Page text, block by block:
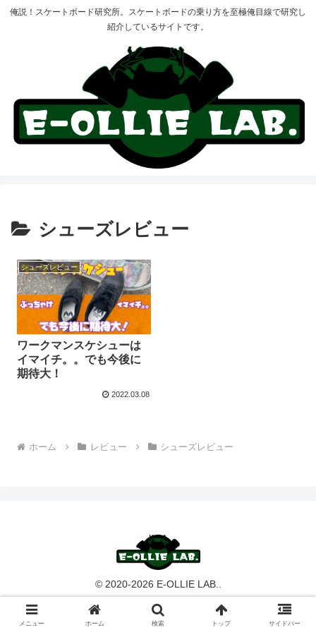
俺説！スケートボード研究所。スケートボードの乗り方を至極俺目線で研究し
紹介しているサイトです。
シューズレビュー
シューズレビュー
ワークマンスケシューは
イマイチ。。でも今後に
期待大！
2022.03.08
ホーム レビュー シューズレビュー
© 2020-2026 E-OLLIE LAB..
メニュー ホーム 検索 トップ サイドバー